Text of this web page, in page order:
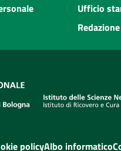
Ufficio
policyAlbo informatico